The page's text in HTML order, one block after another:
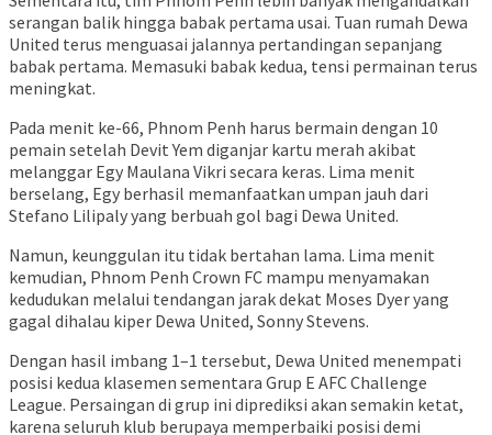
serangan balik hingga babak pertama usai. Tuan rumah Dewa
United terus menguasai jalannya pertandingan sepanjang
babak pertama. Memasuki babak kedua, tensi permainan terus
meningkat.
Pada menit ke-66, Phnom Penh harus bermain dengan 10
pemain setelah Devit Yem diganjar kartu merah akibat
melanggar Egy Maulana Vikri secara keras. Lima menit
berselang, Egy berhasil memanfaatkan umpan jauh dari
Stefano Lilipaly yang berbuah gol bagi Dewa United.
Namun, keunggulan itu tidak bertahan lama. Lima menit
kemudian, Phnom Penh Crown FC mampu menyamakan
kedudukan melalui tendangan jarak dekat Moses Dyer yang
gagal dihalau kiper Dewa United, Sonny Stevens.
Dengan hasil imbang 1–1 tersebut, Dewa United menempati
posisi kedua klasemen sementara Grup E AFC Challenge
League. Persaingan di grup ini diprediksi akan semakin ketat,
karena seluruh klub berupaya memperbaiki posisi demi